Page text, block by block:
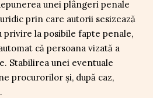
unei plângeri penale
prin care autorii sesizează
privire la posibile fapte penale,
că persoana vizată a
Stabilirea unei eventuale
procurorilor și, după caz,